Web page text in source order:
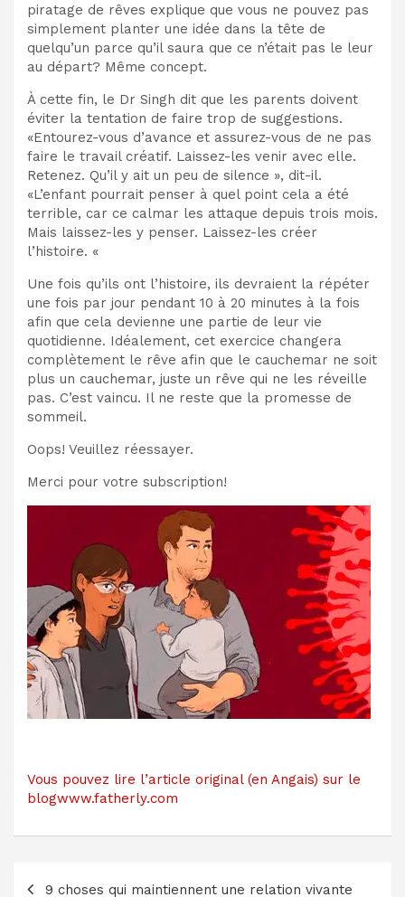
piratage de rêves explique que vous ne pouvez pas
simplement planter une idée dans la tête de
quelqu’un parce qu’il saura que ce n’était pas le leur
au départ? Même concept.
À cette fin, le Dr Singh dit que les parents doivent
éviter la tentation de faire trop de suggestions.
«Entourez-vous d’avance et assurez-vous de ne pas
faire le travail créatif. Laissez-les venir avec elle.
Retenez. Qu’il y ait un peu de silence », dit-il.
«L’enfant pourrait penser à quel point cela a été
terrible, car ce calmar les attaque depuis trois mois.
Mais laissez-les y penser. Laissez-les créer
l’histoire. «
Une fois qu’ils ont l’histoire, ils devraient la répéter
une fois par jour pendant 10 à 20 minutes à la fois
afin que cela devienne une partie de leur vie
quotidienne. Idéalement, cet exercice changera
complètement le rêve afin que le cauchemar ne soit
plus un cauchemar, juste un rêve qui ne les réveille
pas. C’est vaincu. Il ne reste que la promesse de
sommeil.
Oops! Veuillez réessayer.
Merci pour votre subscription!
Vous pouvez lire l’article original (en Angais) sur le
blogwww.fatherly.com
9 choses qui maintiennent une relation vivante